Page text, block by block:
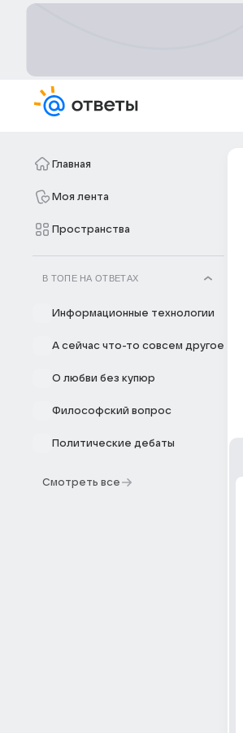
Главная
Моя лента
Пространства
В ТОПЕ НА ОТВЕТАХ
Информационные технологии
А сейчас что-то совсем другое
О любви без купюр
Философский вопрос
Политические дебаты
Смотреть все